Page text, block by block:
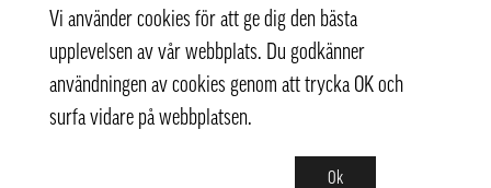
Vi använder cookies för att ge dig den bästa
upplevelsen av vår webbplats. Du godkänner
användningen av cookies genom att trycka OK och
surfa vidare på webbplatsen.
Ok